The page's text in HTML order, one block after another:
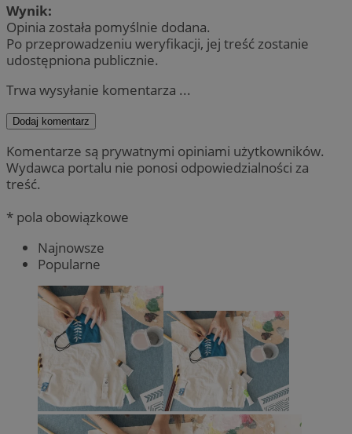
Wynik:
Opinia została pomyślnie dodana.
Po przeprowadzeniu weryfikacji, jej treść zostanie
udostępniona publicznie.
Trwa wysyłanie komentarza ...
Dodaj komentarz
Komentarze są prywatnymi opiniami użytkowników.
Wydawca portalu nie ponosi odpowiedzialności za
treść.
* pola obowiązkowe
Najnowsze
Popularne